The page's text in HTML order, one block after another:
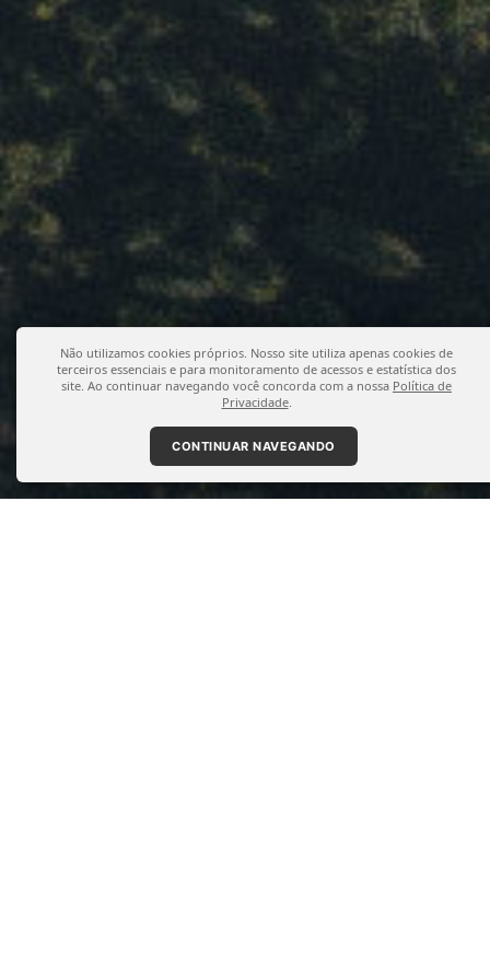
Não utilizamos cookies próprios. Nosso site utiliza apenas cookies de
terceiros essenciais e para monitoramento de acessos e estatística dos
site. Ao continuar navegando você concorda com a nossa Política de
Privacidade.
CONTINUAR NAVEGANDO